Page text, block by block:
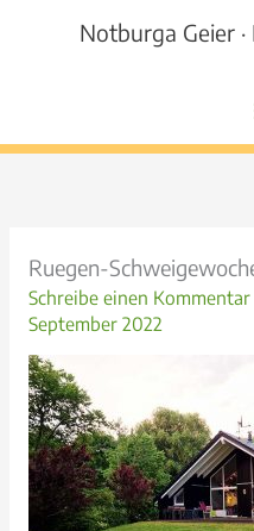
Notburga Geier
Ruegen-
Schreibe einen Kommentar
September 2022